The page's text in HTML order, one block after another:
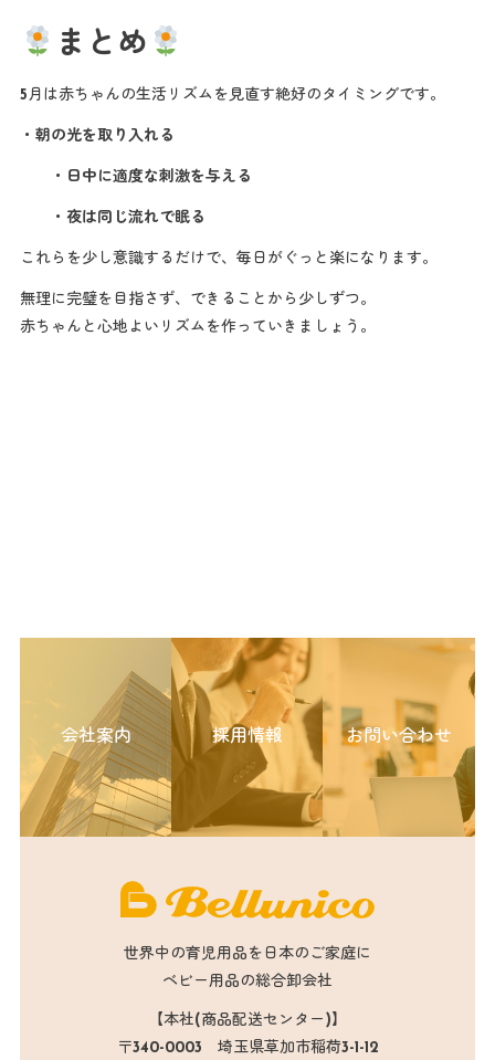
まとめ
5月は赤ちゃんの生活リズムを見直す絶好のタイミングです。
・朝の光を取り入れる
・日中に適度な刺激を与える
・夜は同じ流れで眠る
これらを少し意識するだけで、毎日がぐっと楽になります。
無理に完璧を目指さず、できることから少しずつ。
赤ちゃんと心地よいリズムを作っていきましょう。
会社案内 採用情報 お問い合わせ
世界中の育児用品を日本のご家庭に
ベビー用品の総合卸会社
【本社(商品配送センター)】
〒340-0003 埼玉県草加市稲荷3-1-12